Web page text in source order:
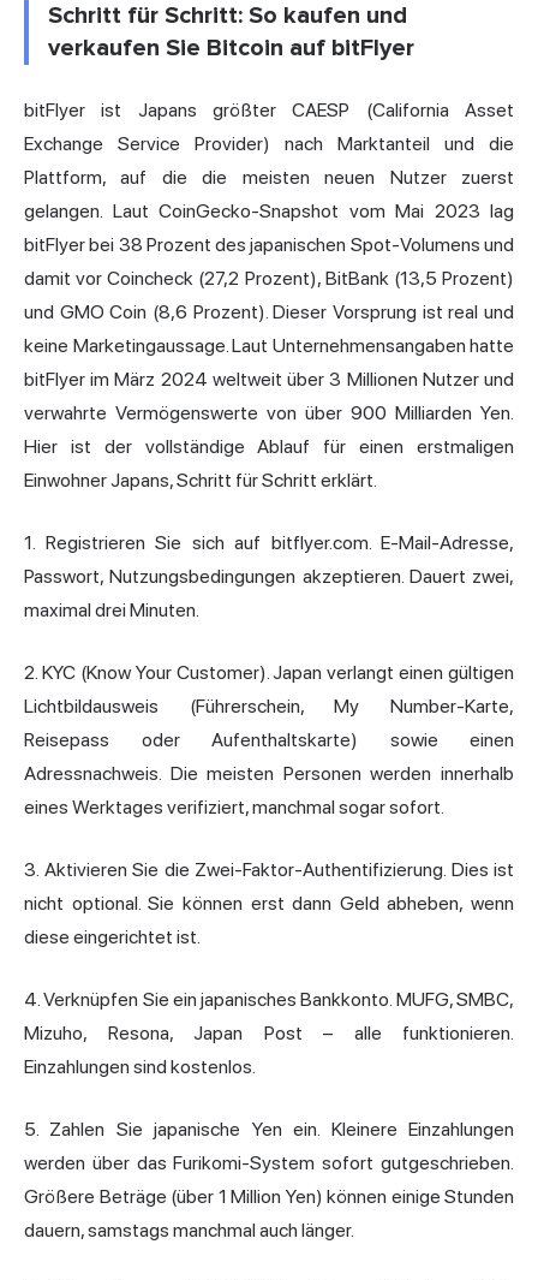
Schritt für Schritt: So kaufen und
verkaufen Sie Bitcoin auf bitFlyer
bitFlyer ist Japans größter CAESP (California Asset
Exchange Service Provider) nach Marktanteil und die
Plattform, auf die die meisten neuen Nutzer zuerst
gelangen. Laut CoinGecko-Snapshot vom Mai 2023 lag
bitFlyer bei 38 Prozent des japanischen Spot-Volumens und
damit vor Coincheck (27,2 Prozent), BitBank (13,5 Prozent)
und GMO Coin (8,6 Prozent). Dieser Vorsprung ist real und
keine Marketingaussage. Laut Unternehmensangaben hatte
bitFlyer im März 2024 weltweit über 3 Millionen Nutzer und
verwahrte Vermögenswerte von über 900 Milliarden Yen.
Hier ist der vollständige Ablauf für einen erstmaligen
Einwohner Japans, Schritt für Schritt erklärt.
1. Registrieren Sie sich auf bitflyer.com. E-Mail-Adresse,
Passwort, Nutzungsbedingungen akzeptieren. Dauert zwei,
maximal drei Minuten.
2. KYC (Know Your Customer). Japan verlangt einen gültigen
Lichtbildausweis (Führerschein, My Number-Karte,
Reisepass oder Aufenthaltskarte) sowie einen
Adressnachweis. Die meisten Personen werden innerhalb
eines Werktages verifiziert, manchmal sogar sofort.
3. Aktivieren Sie die Zwei-Faktor-Authentifizierung. Dies ist
nicht optional. Sie können erst dann Geld abheben, wenn
diese eingerichtet ist.
4. Verknüpfen Sie ein japanisches Bankkonto. MUFG, SMBC,
Mizuho, Resona, Japan Post – alle funktionieren.
Einzahlungen sind kostenlos.
5. Zahlen Sie japanische Yen ein. Kleinere Einzahlungen
werden über das Furikomi-System sofort gutgeschrieben.
Größere Beträge (über 1 Million Yen) können einige Stunden
dauern, samstags manchmal auch länger.